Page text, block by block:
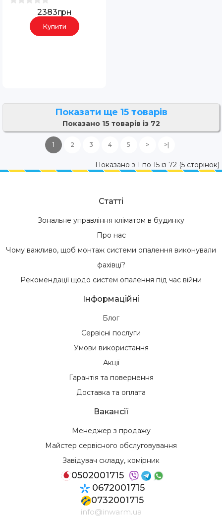
2383грн
Купити
Показати ще 15 товарів
Показано 15 товарів із 72
1 2 3 4 5 > >|
Показано з 1 по 15 із 72 (5 сторінок)
Статті
Зональне управління кліматом в будинку
Про нас
Чому важливо, щоб монтаж системи опалення виконували
фахівці?
Рекомендації щодо систем опалення під час війни
Інформаційні
Блог
Сервісні послуги
Умови використання
Акції
Гарантія та повернення
Доставка та оплата
Вакансії
Менеджер з продажу
Майстер сервісного обслуговування
Завідувач складу, комірник
0502001715
0672001715
0732001715
info@inwarm.ua